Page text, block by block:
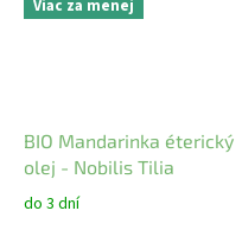
Viac za menej
BIO Mandarinka éterický
olej - Nobilis Tilia
do 3 dní